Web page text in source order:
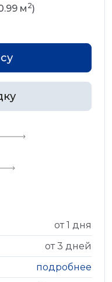
м 2)
от 1 дня
от 3 дней
подробнее